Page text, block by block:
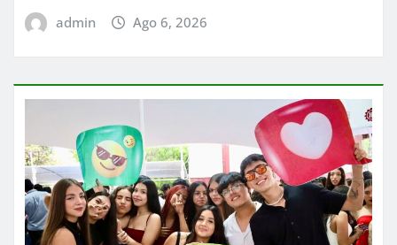
admin Ago 6, 2026